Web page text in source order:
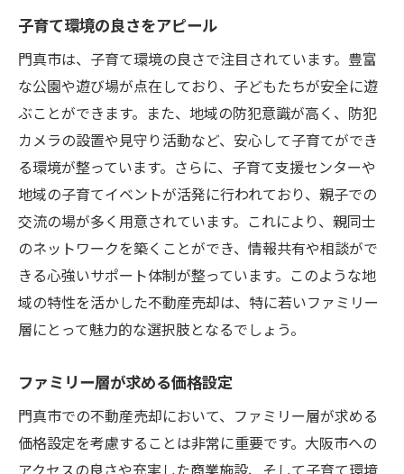
子育て環境の良さをアピール
門真市は、子育て環境の良さで注目されています。豊富
な公園や遊び場が点在しており、子どもたちが安全に遊
ぶことができます。また、地域の防犯意識が高く、防犯
カメラの設置や見守り活動など、安心して子育てができ
る環境が整っています。さらに、子育て支援センターや
地域の子育てイベントが活発に行われており、親子での
交流の場が多く用意されています。これにより、親同士
のネットワークを築くことができ、情報共有や相談がで
きる心強いサポート体制が整っています。このような地
域の特性を活かした不動産売却は、特に若いファミリー
層にとって魅力的な選択肢となるでしょう。
ファミリー層が求める価格設定
門真市での不動産売却において、ファミリー層が求める
価格設定を考慮することは非常に重要です。大阪市への
アクセスの良さや充実した商業施設、そして子育て環境